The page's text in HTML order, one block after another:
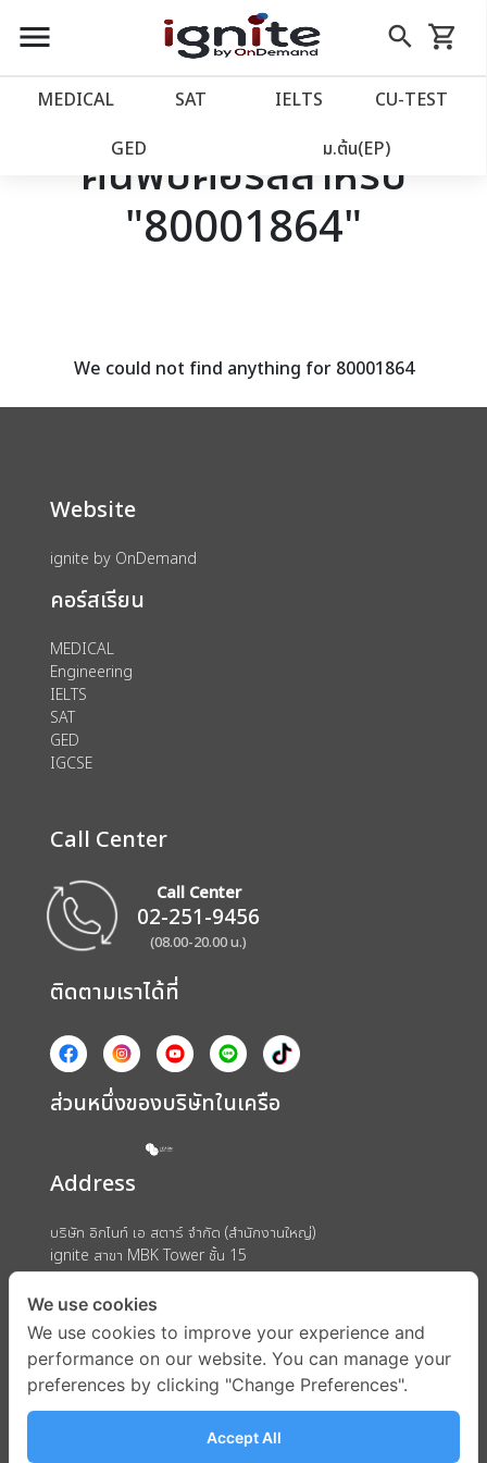
close
account_balance หน้าแรก
เว็บไซต์อิกไนท์
โปรโมชั่น
assignment ลงทะเบียน
menu search
Skip
to
shopping_cart
รถเข็น
MEDICAL SAT IELTS CU‑TEST
GED ม.ต้น(EP)
ค้นพบคอร์สสำหรับ
"80001864"
We could not find anything for 80001864
Website
ignite by OnDemand
คอร์สเรียน
MEDICAL
Engineering
IELTS
SAT
GED
IGCSE
Call Center
Call Center
02-251-9456
(08.00-20.00 น.)
ติดตามเราได้ที่
ส่วนหนึ่งของบริษัทในเครือ
Address
บริษัท อิกไนท์ เอ สตาร์ จำกัด (สำนักงานใหญ่)
ignite สาขา MBK Tower ชั้น 15
ถนนพญาไท แขวงวังใหม่ เขตปทุมวัน กรุงเทพมหานคร 10330
We use cookies
We use cookies to improve your experience and
performance on our website. You can manage your
preferences by clicking "Change Preferences".
Accept All